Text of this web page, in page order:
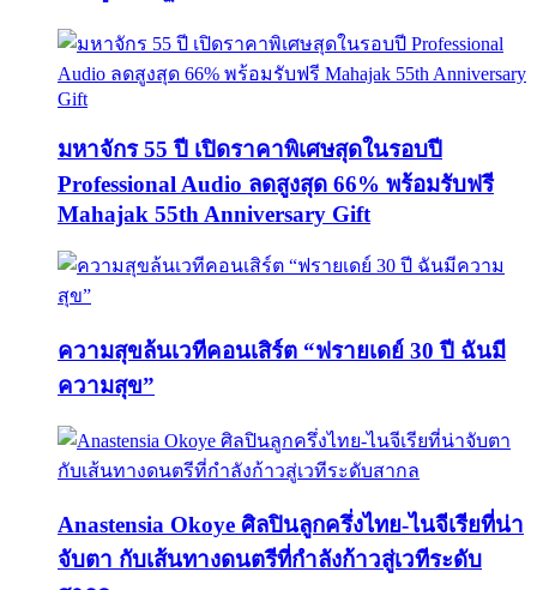
มหาจักร 55 ปี เปิดราคาพิเศษสุดในรอบปี
Professional Audio ลดสูงสุด 66% พร้อมรับฟรี
Mahajak 55th Anniversary Gift
ความสุขล้นเวทีคอนเสิร์ต “ฟรายเดย์ 30 ปี ฉันมี
ความสุข”
Anastensia Okoye ศิลปินลูกครึ่งไทย-ไนจีเรียที่น่า
จับตา กับเส้นทางดนตรีที่กำลังก้าวสู่เวทีระดับ